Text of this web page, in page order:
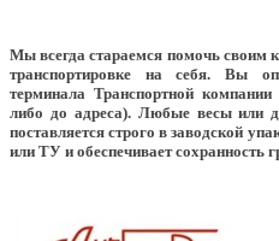
Мы всегда стараемся помочь своим
транспортировке на себя. Вы
терминала Транспортной
либо до адреса). Любые весы или
поставляется строго в заводской
или ТУ и обеспечивает сохранность